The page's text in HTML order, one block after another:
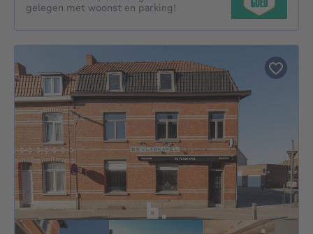
gelegen met woonst en parking!